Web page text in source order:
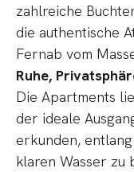
zahlreiche
die authentische
Fernab vom
Ruhe,
Die Apartments
der ideale
erkunden,
klaren Wasser zu